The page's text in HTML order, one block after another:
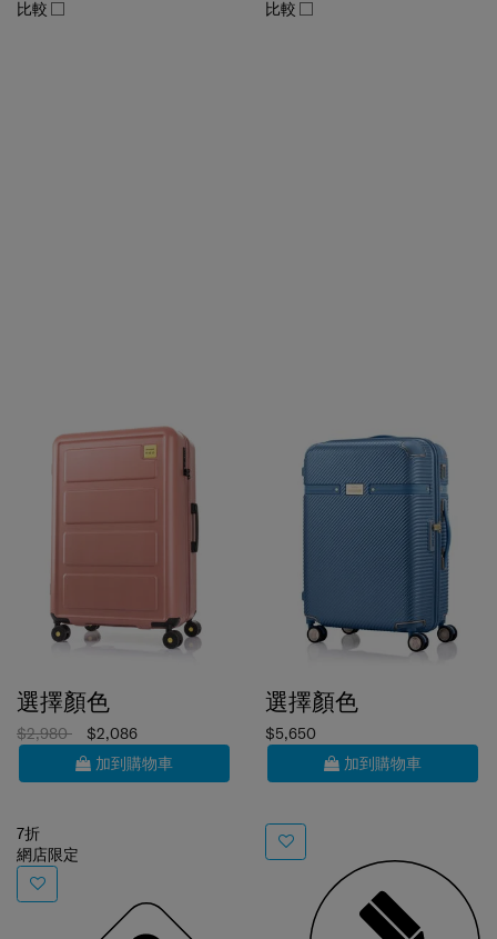
$2,980
$2,086
加到購物車
網店限定
$5,650
加到購物車